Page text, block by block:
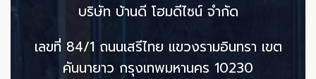
บริษัท บ้านดี โฮมดีไซน์ จำกัด
เลขที่ 84/1 ถนนเสรีไทย แขวงรามอินทรา เขต
คันนายาว กรุงเทพมหานคร 10230